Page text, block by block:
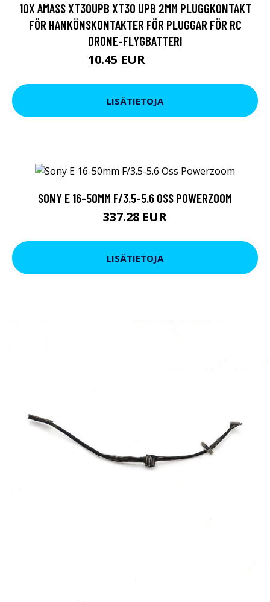
10X AMASS XT30UPB XT30 UPB 2MM PLUGGKONTAKT
FÖR HANKÖNSKONTAKTER FÖR PLUGGAR FÖR RC
DRONE-FLYGBATTERI
10.45 EUR
LISÄTIETOJA
SONY E 16-50MM F/3.5-5.6 OSS POWERZOOM
337.28 EUR
LISÄTIETOJA